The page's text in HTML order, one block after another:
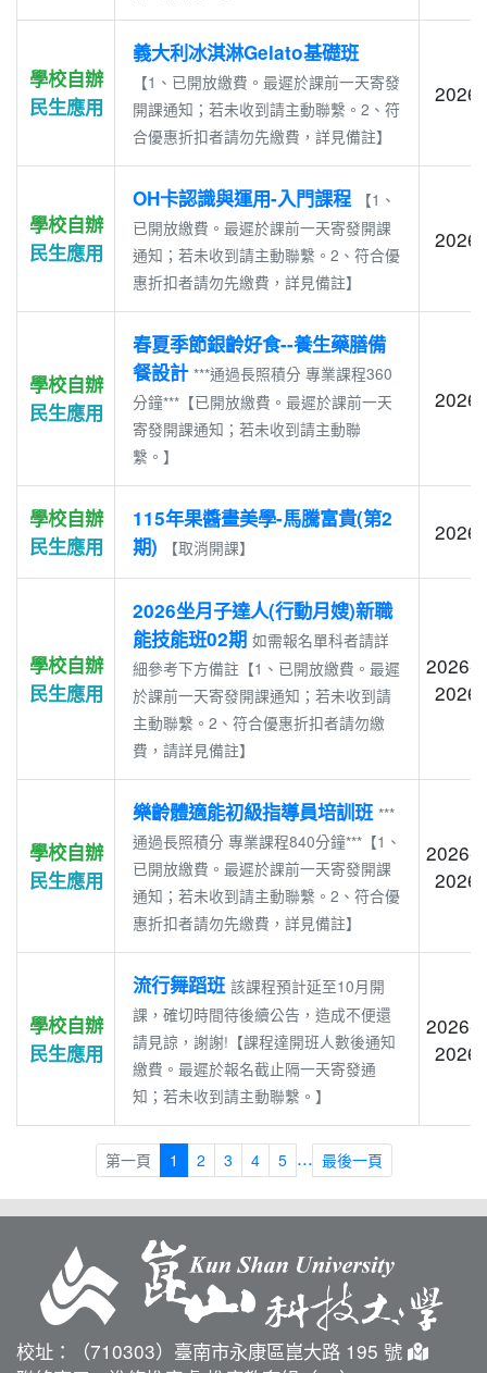
學校自辦
民生應用
義大利冰淇淋Gelato基礎班
【1、已開放繳費。最遲於課前一天寄發
開課通知；若未收到請主動聯繫。2、符
合優惠折扣者請勿先繳費，詳見備註】
學校自辦
民生應用
OH卡認識與運用-入門課程
【1、
已開放繳費。最遲於課前一天寄發開課
通知；若未收到請主動聯繫。2、符合優
惠折扣者請勿先繳費，詳見備註】
學校自辦
民生應用
春夏季節銀齡好食--養生藥膳備
餐設計 ***通過長照積分 專業課程360
分鐘***【已開放繳費。最遲於課前一天
寄發開課通知；若未收到請主動聯
繫。】
學校自辦
民生應用
115年果醬畫美學-馬騰富貴(第2
期)
【取消開課】
學校自辦
民生應用
2026坐月子達人(行動月嫂)新職
能技能班02期 如需報名單科者請詳
細參考下方備註【1、已開放繳費。最遲
於課前一天寄發開課通知；若未收到請
主動聯繫。2、符合優惠折扣者請勿繳
費，請詳見備註】
2026-
學校自辦
民生應用
樂齡體適能初級指導員培訓班 ***
通過長照積分 專業課程840分鐘***【1、
已開放繳費。最遲於課前一天寄發開課
通知；若未收到請主動聯繫。2、符合優
惠折扣者請勿先繳費，詳見備註】
2026-
學校自辦
民生應用
流行舞蹈班 該課程預計延至10月開
課，確切時間待後續公告，造成不便還
請見諒，謝謝!【課程達開班人數後通知
繳費。最遲於報名截止隔一天寄發通
知；若未收到請主動聯繫。】
2026-
第一頁 1 2 3 4 5 ... 最後一頁
校址：（710303）臺南市永康區崑大路 195 號